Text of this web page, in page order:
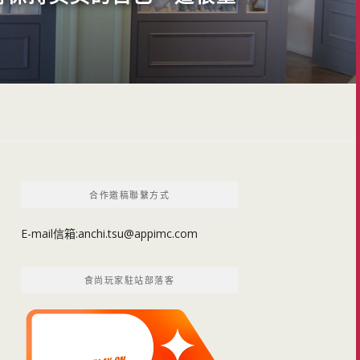
合作邀稿聯繫方式
E-mail信箱:anchi.tsu@appimc.com
食尚玩家駐站部落客